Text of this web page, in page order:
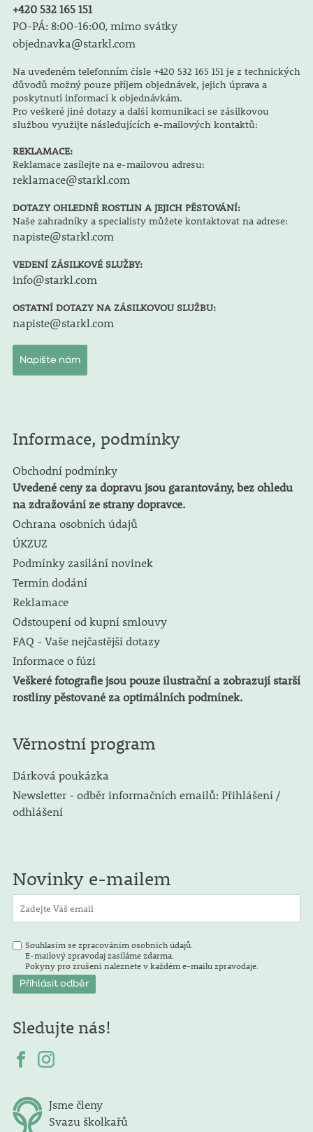
+420 532 165 151
PO-PÁ: 8:00-16:00, mimo svátky
objednavka@starkl.com
Na uvedeném telefonním čísle +420 532 165 151 je z technických
důvodů možný pouze příjem objednávek, jejich úprava a
poskytnutí informací k objednávkám.
Pro veškeré jiné dotazy a další komunikaci se zásilkovou
službou využijte následujících e-mailových kontaktů:
REKLAMACE:
Reklamace zasílejte na e-mailovou adresu:
reklamace@starkl.com
DOTAZY OHLEDNĚ ROSTLIN A JEJICH PĚSTOVÁNÍ:
Naše zahradníky a specialisty můžete kontaktovat na adrese:
napiste@starkl.com
VEDENÍ ZÁSILKOVÉ SLUŽBY:
info@starkl.com
OSTATNÍ DOTAZY NA ZÁSILKOVOU SLUŽBU:
napiste@starkl.com
Napište nám
Informace, podmínky
Obchodní podmínky
Uvedené ceny za dopravu jsou garantovány, bez ohledu
na zdražování ze strany dopravce.
Ochrana osobních údajů
ÚKZUZ
Podmínky zasílání novinek
Termín dodání
Reklamace
Odstoupení od kupní smlouvy
FAQ - Vaše nejčastější dotazy
Informace o fúzi
Veškeré fotografie jsou pouze ilustrační a zobrazují starší
rostliny pěstované za optimálních podmínek.
Věrnostní program
Dárková poukázka
Newsletter - odběr informačních emailů: Přihlášení /
odhlášení
Novinky e-mailem
Souhlasím se zpracováním osobních údajů.
E-mailový zpravodaj zasíláme zdarma.
Pokyny pro zrušení naleznete v každém e-mailu zpravodaje.
Sledujte nás!
Jsme členy
Svazu školkařů